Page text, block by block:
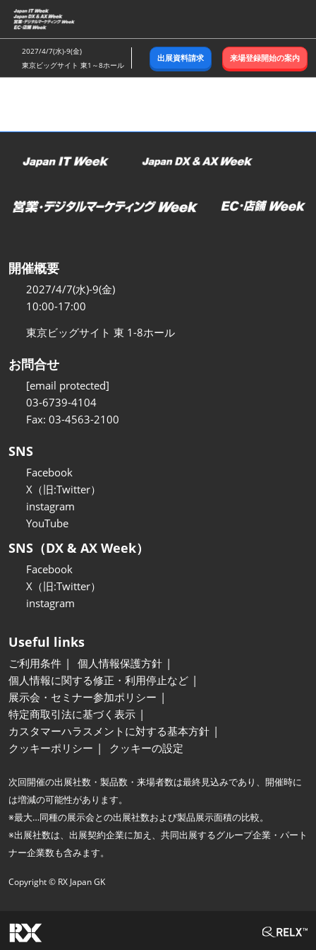
ス
キ
ッ
し
む
2027/4/7(水)-9(金)
東京ビッグサイト 東1～8ホール
出展資料請求 来場登録開始の案内
開催概要
2027/4/7(水)-9(金)
10:00-17:00
東京ビッグサイト 東 1-8ホール
お問合せ
[email protected]
03-6739-4104
Fax: 03-4563-2100
SNS
Facebook
X（旧:Twitter）
instagram
YouTube
SNS（DX & AX Week）
Facebook
X（旧:Twitter）
instagram
Useful links
ご利用条件
個人情報保護方針
個人情報に関する修正・利用停止など
展示会・セミナー参加ポリシー
特定商取引法に基づく表示
カスタマーハラスメントに対する基本方針
クッキーポリシー
クッキーの設定
次回開催の出展社数・製品数・来場者数は最終見込みであり、開催時に
は増減の可能性があります。
※最大…同種の展示会との出展社数および製品展示面積の比較。
※出展社数は、出展契約企業に加え、共同出展するグループ企業・パート
ナー企業数も含みます。
Copyright © RX Japan GK